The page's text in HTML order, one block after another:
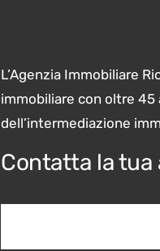
L’Agenzia Immobiliare
immobiliare con oltre
dell’intermediazione
Contatta la tua